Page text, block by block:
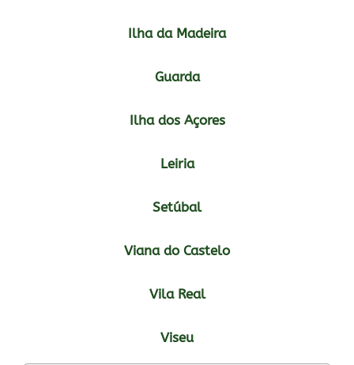
Ilha da Madeira
Guarda
Ilha dos Açores
Leiria
Setúbal
Viana do Castelo
Vila Real
Viseu